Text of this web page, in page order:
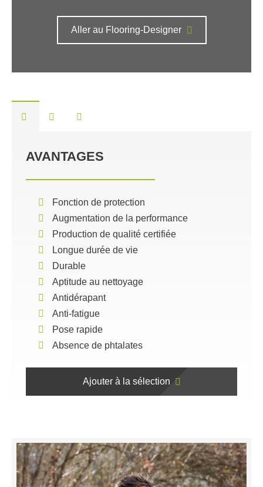
Aller au Flooring-Designer
AVANTAGES
Fonction de protection
Augmentation de la performance
Production de qualité certifiée
Longue durée de vie
Durable
Aptitude au nettoyage
Antidérapant
Anti-fatigue
Pose rapide
Absence de phtalates
Ajouter à la sélection